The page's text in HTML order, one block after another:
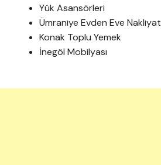
Yük Asansörleri
Ümraniye Evden Eve Nakliyat
Konak Toplu Yemek
İnegöl Mobilyası